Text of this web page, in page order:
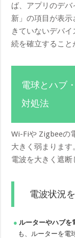
ば、アプリのデ
新」の項目が表
きていないデバ
続を確立すること
電球とハブ
対処法
Wi-Fiや Zigbeeの
大きく弱まります
電波を大きく遮断
電波状況
ルーターやハブを
も、ルーターを電